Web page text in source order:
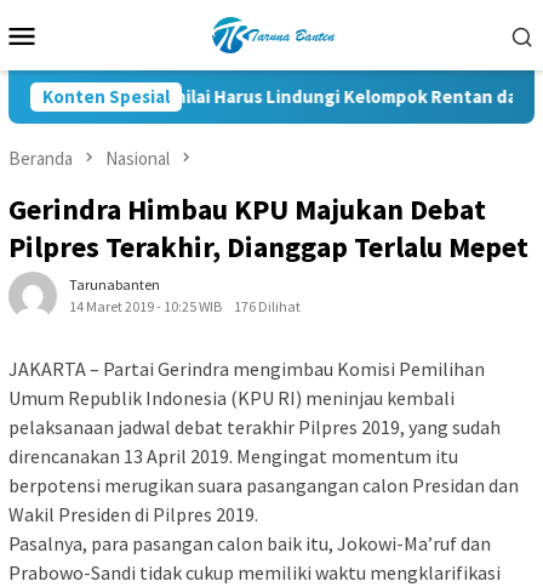
ke
Mobile
Konten Spesial
RUU HAM Dinilai Harus Lindungi Kelompok Rentan dan
Beranda Nasional
Gerindra Himbau KPU Majukan Debat
Pilpres Terakhir, Dianggap Terlalu Mepet
Tarunabanten
14 Maret 2019 - 10:25 WIB
176 Dilihat
JAKARTA – Partai Gerindra mengimbau Komisi Pemilihan
Umum Republik Indonesia (KPU RI) meninjau kembali
pelaksanaan jadwal debat terakhir Pilpres 2019, yang sudah
direncanakan 13 April 2019. Mengingat momentum itu
berpotensi merugikan suara pasangangan calon Presidan dan
Wakil Presiden di Pilpres 2019.
Pasalnya, para pasangan calon baik itu, Jokowi-Ma’ruf dan
Prabowo-Sandi tidak cukup memiliki waktu mengklarifikasi